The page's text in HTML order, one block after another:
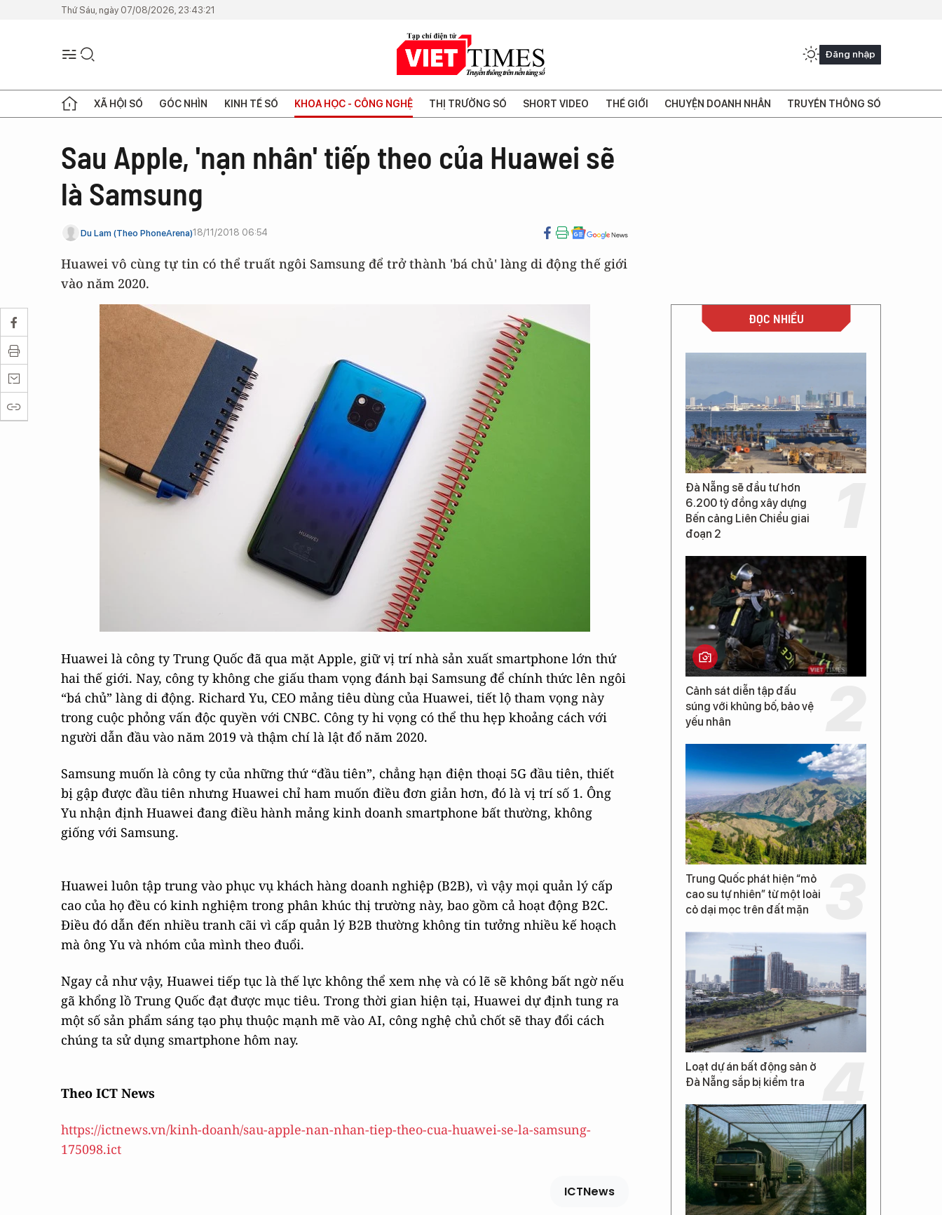
Thứ Sáu, ngày 07/08/2026, 23:43:21
Đăng nhập
XÃ HỘI SỐ GÓC NHÌN KINH TẾ SỐ KHOA HỌC - CÔNG NGHỆ THỊ TRƯỜNG SỐ SHORT VIDEO THẾ GIỚI CHUYỆN DOANH NHÂN TRUYỀN THÔNG SỐ
Sau Apple, 'nạn nhân' tiếp theo của Huawei sẽ
là Samsung
Du Lam (Theo PhoneArena)18/11/2018 06:54
Huawei vô cùng tự tin có thể truất ngôi Samsung để trở thành 'bá chủ' làng di động thế giới
vào năm 2020.
Huawei là công ty Trung Quốc đã qua mặt Apple, giữ vị trí nhà sản xuất smartphone lớn thứ
hai thế giới. Nay, công ty không che giấu tham vọng đánh bại Samsung để chính thức lên ngôi
“bá chủ” làng di động. Richard Yu, CEO mảng tiêu dùng của Huawei, tiết lộ tham vọng này
trong cuộc phỏng vấn độc quyền với CNBC. Công ty hi vọng có thể thu hẹp khoảng cách với
người dẫn đầu vào năm 2019 và thậm chí là lật đổ năm 2020.
Samsung muốn là công ty của những thứ “đầu tiên”, chẳng hạn điện thoại 5G đầu tiên, thiết
bị gập được đầu tiên nhưng Huawei chỉ ham muốn điều đơn giản hơn, đó là vị trí số 1. Ông
Yu nhận định Huawei đang điều hành mảng kinh doanh smartphone bất thường, không
giống với Samsung.
Huawei luôn tập trung vào phục vụ khách hàng doanh nghiệp (B2B), vì vậy mọi quản lý cấp
cao của họ đều có kinh nghiệm trong phân khúc thị trường này, bao gồm cả hoạt động B2C.
Điều đó dẫn đến nhiều tranh cãi vì cấp quản lý B2B thường không tin tưởng nhiều kế hoạch
mà ông Yu và nhóm của mình theo đuổi.
Ngay cả như vậy, Huawei tiếp tục là thế lực không thể xem nhẹ và có lẽ sẽ không bất ngờ nếu
gã khổng lồ Trung Quốc đạt được mục tiêu. Trong thời gian hiện tại, Huawei dự định tung ra
một số sản phẩm sáng tạo phụ thuộc mạnh mẽ vào AI, công nghệ chủ chốt sẽ thay đổi cách
chúng ta sử dụng smartphone hôm nay.
Theo ICT News
https://ictnews.vn/kinh-doanh/sau-apple-nan-nhan-tiep-theo-cua-huawei-se-la-samsung-
175098.ict
ICTNews
ĐỌC NHIỀU
Đà Nẵng sẽ đầu tư hơn
6.200 tỷ đồng xây dựng
Bến cảng Liên Chiểu giai
đoạn 2
Cảnh sát diễn tập đấu
súng với khủng bố, bảo vệ
yếu nhân
Trung Quốc phát hiện “mỏ
cao su tự nhiên” từ một loài
cỏ dại mọc trên đất mặn
Loạt dự án bất động sản ở
Đà Nẵng sắp bị kiểm tra